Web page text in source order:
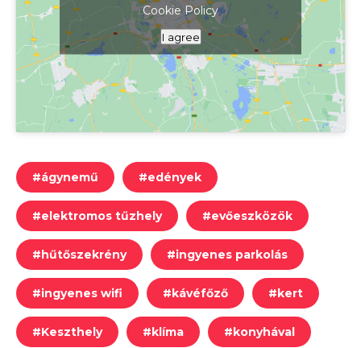
Kattints ide a térkép megjelenítéséhez
Cookie Policy
I agree
#ágynemű #edények
#elektromos tűzhely #evőeszközök
#hűtőszekrény #ingyenes parkolás
#ingyenes wifi #kávéfőző #kert
#Keszthely #klíma #konyhával